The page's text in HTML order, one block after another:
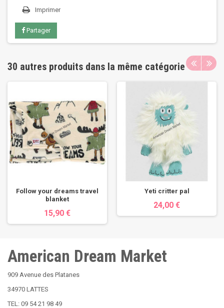
Imprimer
Partager
30 autres produits dans la même catégorie
Follow your dreams travel
blanket
15,90 €
Yeti critter pal
24,00 €
American Dream Market
909 Avenue des Platanes
34970 LATTES
TEL: 09 54 21 98 49